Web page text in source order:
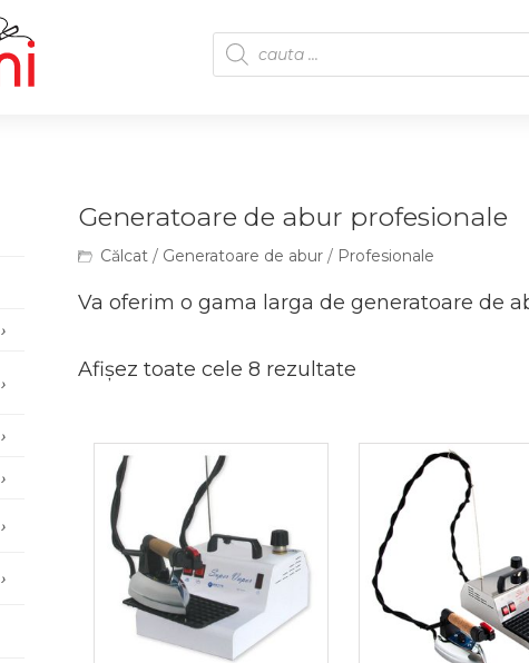
›
›
›
›
›
›
Generatoare de abur profesionale
Călcat / Generatoare de abur / Profesionale
Va oferim o gama larga de generatoare de
Afișez toate cele 8 rezultate